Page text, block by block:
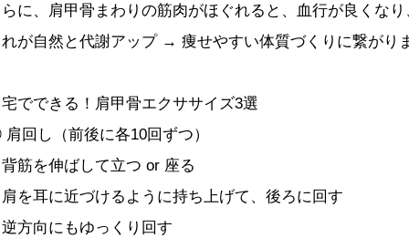
に、肩甲骨まわりの筋肉がほぐれると、血行が良くなり
が自然と代謝アップ → 痩せやすい体質づくりに繋がり
でできる！肩甲骨エクササイズ3選
回し（前後に各10回ずつ）
筋を伸ばして立つ or 座る
を耳に近づけるように持ち上げて、後ろに回す
方向にもゆっくり回す